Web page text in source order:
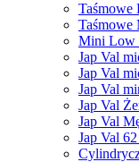
Taśmowe
Mini Low
Jap Val
Jap Val
Jap Val
Jap Val
Jap Val
Jap Val